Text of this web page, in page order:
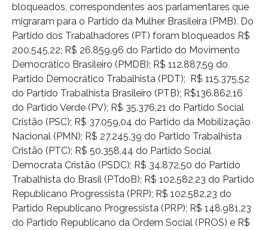
bloqueados, correspondentes aos parlamentares que
migraram para o Partido da Mulher Brasileira (PMB). Do
Partido dos Trabalhadores (PT) foram bloqueados R$
200.545,22; R$ 26.859,96 do Partido do Movimento
Democrático Brasileiro (PMDB); R$ 112.887,59 do
Partido Democrático Trabalhista (PDT); R$ 115.375,52
do Partido Trabalhista Brasileiro (PTB); R$136.862,16
do Partido Verde (PV); R$ 35.376,21 do Partido Social
Cristão (PSC); R$ 37.059,04 do Partido da Mobilização
Nacional (PMN); R$ 27.245,39 do Partido Trabalhista
Cristão (PTC); R$ 50.358,44 do Partido Social
Democrata Cristão (PSDC); R$ 34.872,50 do Partido
Trabalhista do Brasil (PTdoB); R$ 102.582,23 do Partido
Republicano Progressista (PRP); R$ 102.582,23 do
Partido Republicano Progressista (PRP); R$ 148.981,23
do Partido Republicano da Ordem Social (PROS) e R$